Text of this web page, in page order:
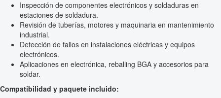
Inspección de componentes electrónicos y soldaduras en
estaciones de soldadura.
Revisión de tuberías, motores y maquinaria en mantenimiento
industrial.
Detección de fallos en instalaciones eléctricas y equipos
electrónicos.
Aplicaciones en electrónica, reballing BGA y accesorios para
soldar.
Compatibilidad y paquete incluido: